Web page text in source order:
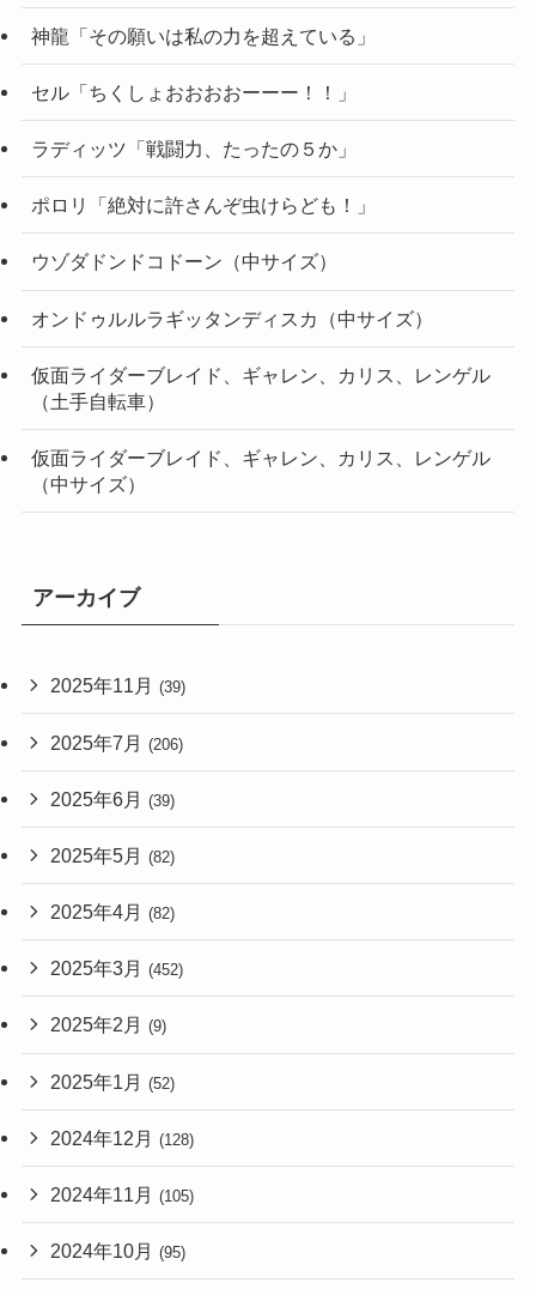
神龍「その願いは私の力を超えている」
セル「ちくしょおおおおーーー！！」
ラディッツ「戦闘力、たったの５か」
ポロリ「絶対に許さんぞ虫けらども！」
ウゾダドンドコドーン（中サイズ）
オンドゥルルラギッタンディスカ（中サイズ）
仮面ライダーブレイド、ギャレン、カリス、レンゲル
（土手自転車）
仮面ライダーブレイド、ギャレン、カリス、レンゲル
（中サイズ）
アーカイブ
2025年11月 (39)
2025年7月 (206)
2025年6月 (39)
2025年5月 (82)
2025年4月 (82)
2025年3月 (452)
2025年2月 (9)
2025年1月 (52)
2024年12月 (128)
2024年11月 (105)
2024年10月 (95)